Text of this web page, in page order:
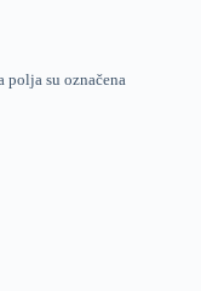
polja su označena